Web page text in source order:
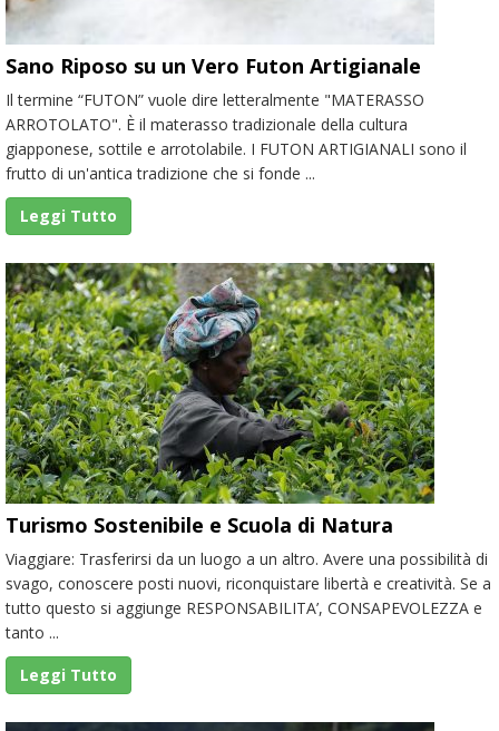
Sano Riposo su un Vero Futon Artigianale
Il termine “FUTON” vuole dire letteralmente "MATERASSO
ARROTOLATO". È il materasso tradizionale della cultura
giapponese, sottile e arrotolabile. I FUTON ARTIGIANALI sono il
frutto di un'antica tradizione che si fonde ...
Leggi Tutto
Turismo Sostenibile e Scuola di Natura
Viaggiare: Trasferirsi da un luogo a un altro. Avere una possibilità di
svago, conoscere posti nuovi, riconquistare libertà e creatività. Se a
tutto questo si aggiunge RESPONSABILITA’, CONSAPEVOLEZZA e
tanto ...
Leggi Tutto